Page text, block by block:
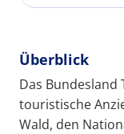
Überblick
Das
touristische
Wald, den